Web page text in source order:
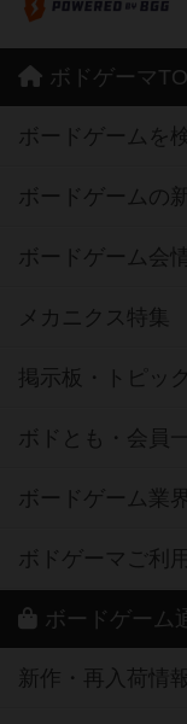
ボドゲーマ
ボードゲームを
ボードゲームの
ボードゲーム会
メカニクス特集
掲示板・トピッ
ボドとも・会員
ボードゲーム業
ボドゲーマご利
ボードゲーム
新作・再入荷情報